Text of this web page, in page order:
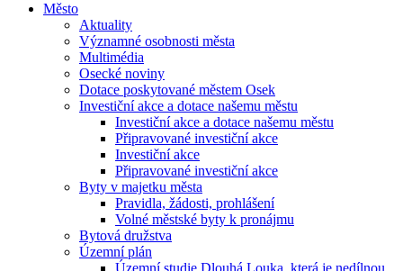
Město
Aktuality
Významné osobnosti města
Multimédia
Osecké noviny
Dotace poskytované městem Osek
Investiční akce a dotace našemu městu
Investiční akce a dotace našemu městu
Připravované investiční akce
Investiční akce
Připravované investiční akce
Byty v majetku města
Pravidla, žádosti, prohlášení
Volné městské byty k pronájmu
Bytová družstva
Územní plán
Územní studie Dlouhá Louka, která je nedílnou